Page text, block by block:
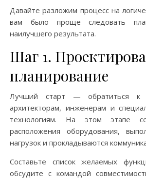
Давайте разложим процесс на
вам было проще следовать
наилучшего результата.
Шаг 1.
планирование
Лучший старт — обратиться к
архитекторам, инженерам и
технологиям. На этом этапе
расположения оборудования,
нагрузок и прокладываются
Составьте список желаемых
обсудите с командой